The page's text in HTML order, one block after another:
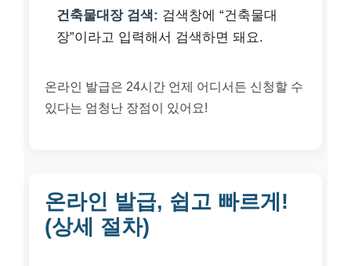
건축물대장 검색: 검색창에 “건축물대
장”이라고 입력해서 검색하면 돼요.
온라인 발급은 24시간 언제 어디서든 신청할 수
있다는 엄청난 장점이 있어요!
온라인 발급, 쉽고 빠르게!
(상세 절차)